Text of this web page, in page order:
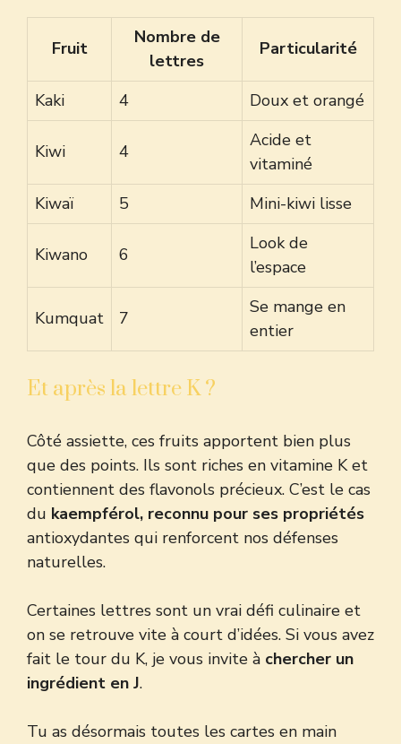
Fruit
Nombre de
lettres
Particularité
Kaki 4 Doux et orangé
Kiwi 4
Acide et
vitaminé
Kiwaï
5 Mini-kiwi lisse
Kiwano 6
Look de
l’espace
Kumquat 7
Se mange en
entier
Et après la lettre K ?
Côté assiette, ces fruits apportent bien plus
que des points. Ils sont riches en vitamine K et
contiennent des flavonols précieux. C’est le cas
du kaempférol, reconnu pour ses propriétés
antioxydantes qui renforcent nos défenses
naturelles.
Certaines lettres sont un vrai défi culinaire et
on se retrouve vite à court d’idées. Si vous avez
fait le tour du K, je vous invite à chercher un
ingrédient en J.
Tu as désormais toutes les cartes en main